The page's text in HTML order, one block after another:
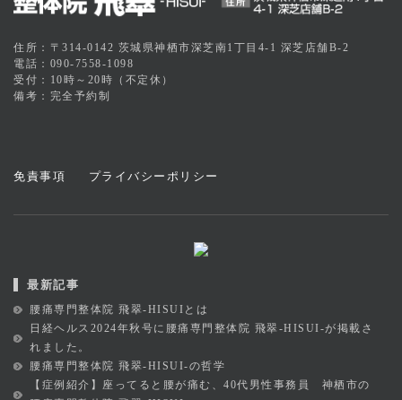
住所：〒314-0142 茨城県神栖市深芝南1丁目4-1 深芝店舗B-2
電話：090-7558-1098
受付：10時～20時（不定休）
備考：完全予約制
免責事項 プライバシーポリシー
最新記事
腰痛専門整体院 飛翠-HISUIとは
日経ヘルス2024年秋号に腰痛専門整体院 飛翠-HISUI-が掲載さ
れました。
腰痛専門整体院 飛翠-HISUI-の哲学
【症例紹介】座ってると腰が痛む、40代男性事務員 神栖市の